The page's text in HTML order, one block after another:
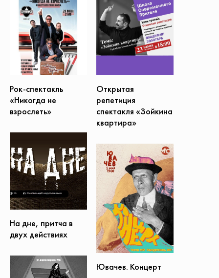
Открытая
репетиция
спектакля «Зойкина
квартира»
Рок-спектакль
«Никогда не
взрослеть»
На дне, притча в
двух действиях
Ювачев. Концерт